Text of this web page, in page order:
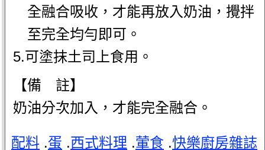
全融合吸收，才能再放入奶油，攪拌
至完全均勻即可。
5.可塗抹土司上食用。
【備 註】
奶油分次加入，才能完全融合。
配料 .蛋 .西式料理 .葷食 .快樂廚房雜誌